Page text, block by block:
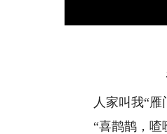
人家叫我“雁门
“喜鹊鹊，喳喳